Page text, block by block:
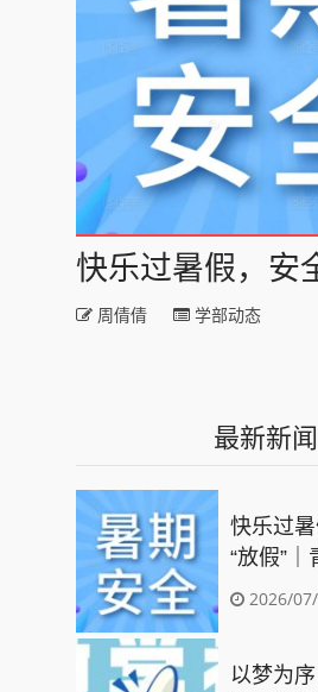
快乐过暑假，安
周倩倩 学部动态
最新新闻
快乐过
“放假”
2026年
2026/
以梦为